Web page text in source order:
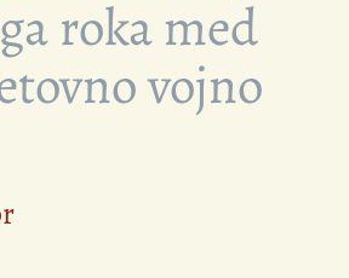
roka med
vojno